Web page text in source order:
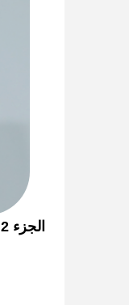
الجزء 2. ورقة مقارنة المعلمات الرئيسية